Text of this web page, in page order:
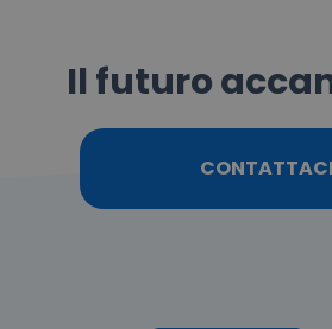
Il futuro
CONTATTACI